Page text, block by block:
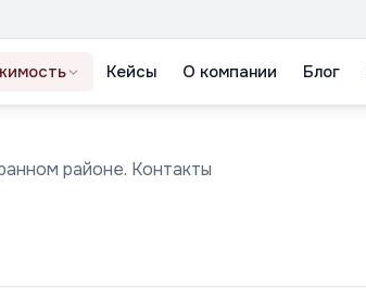
Кейсы О компании Блог
районе. Контакты